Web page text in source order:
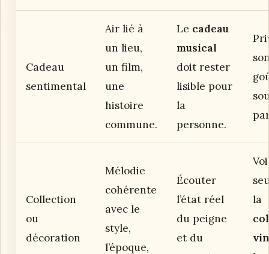
Cadeau
sentimental
Air lié à
un lieu,
un film,
une
histoire
commune.
Le cadeau
musical
doit rester
lisible pour
la
personne.
Collection
ou
décoration
Mélodie
cohérente
avec le
style,
l’époque,
Écouter
l’état réel
du peigne
et du
la